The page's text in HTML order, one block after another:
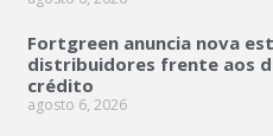
Fortgreen anuncia nova
distribuidores frente aos
crédito
agosto 6, 2026